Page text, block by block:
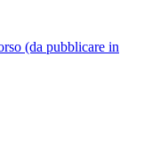
(da pubblicare in